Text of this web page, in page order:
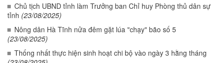
Chủ tịch UBND tỉnh làm Trưởng ban Chỉ huy Phòng thủ dân sự
tỉnh (23/08/2025)
Nông dân Hà Tĩnh nửa đêm gặt lúa "chạy" bão số 5
(23/08/2025)
Thống nhất thực hiện sinh hoạt chi bộ vào ngày 3 hằng tháng